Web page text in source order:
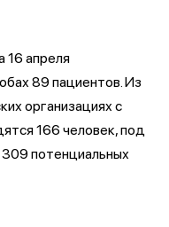
16 апреля
89 пациентов. Из
организациях с
166 человек, под
потенциальных